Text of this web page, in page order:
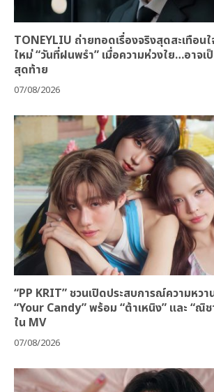
TONEYLIU ถ่ายทอดเรื่องจริงสุดสะเทือน
ใหม่ “วันที่ฝนพรำ” เมื่อความห่วงใย…อาจ
สุดท้าย
07/08/2026
“PP KRIT” ชวนเปิดประสบการณ์ความหวา
“Your Candy” พร้อม “ต้าเหนิง” และ “ณิ
ใน MV
07/08/2026